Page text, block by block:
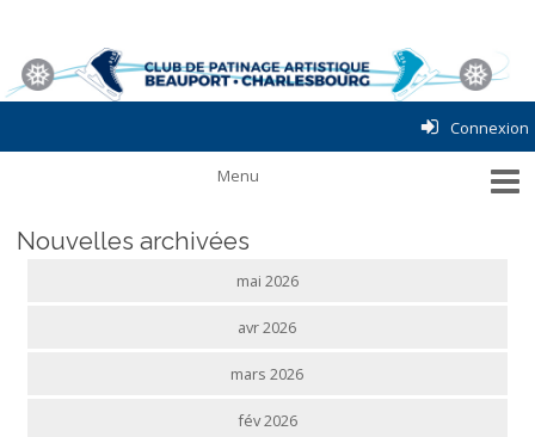
Connexion
Nouvelles archivées
mai 2026
avr 2026
mars 2026
fév 2026